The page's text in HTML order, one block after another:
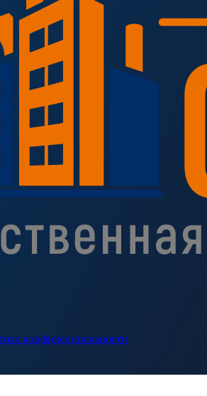
конфиденциальности